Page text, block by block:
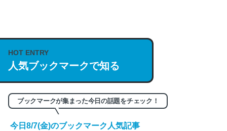
説してる記事が少ないので貴重な良記事。/続編来た
https://isobe324649.hatenablog.com/entry/2023/03/27
/064121
─GPTの仕組みと限界についての考察（１） - conceptualization
HOT ENTRY
人気ブックマークで知る
ブックマークが集まった今日の話題をチェック！
今日8/7(金)のブックマーク人気記事